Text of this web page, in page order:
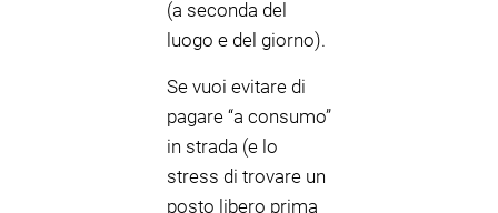
(a seconda del
luogo e del giorno).
Se vuoi evitare di
pagare “a consumo”
in strada (e lo
stress di trovare un
posto libero prima